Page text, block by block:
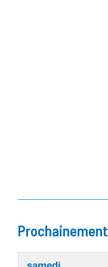
Prochainement